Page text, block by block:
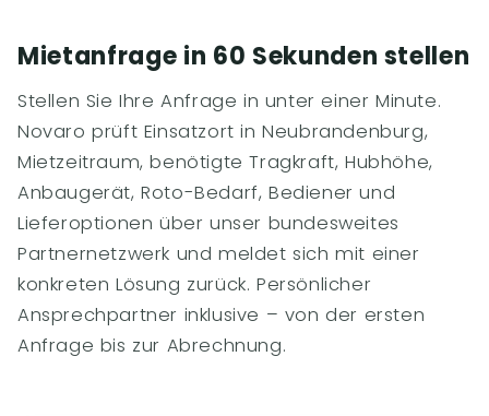
Mietanfrage in 60 Sekunden stellen
Stellen Sie Ihre Anfrage in unter einer Minute.
Novaro prüft Einsatzort in Neubrandenburg,
Mietzeitraum, benötigte Tragkraft, Hubhöhe,
Anbaugerät, Roto-Bedarf, Bediener und
Lieferoptionen über unser bundesweites
Partnernetzwerk und meldet sich mit einer
konkreten Lösung zurück. Persönlicher
Ansprechpartner inklusive – von der ersten
Anfrage bis zur Abrechnung.